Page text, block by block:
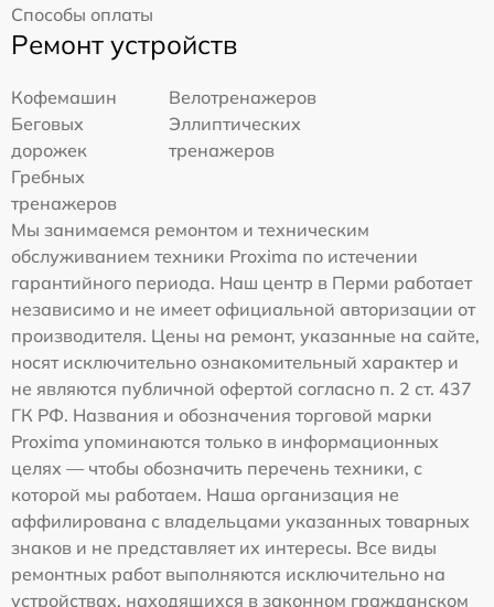
Способы оплаты
Ремонт устройств
Кофемашин
Велотренажеров
Беговых
дорожек
Эллиптических
тренажеров
Гребных
тренажеров
Мы занимаемся ремонтом и техническим
обслуживанием техники Proxima по истечении
гарантийного периода. Наш центр в Перми работает
независимо и не имеет официальной авторизации от
производителя. Цены на ремонт, указанные на сайте,
носят исключительно ознакомительный характер и
не являются публичной офертой согласно п. 2 ст. 437
ГК РФ. Названия и обозначения торговой марки
Proxima упоминаются только в информационных
целях — чтобы обозначить перечень техники, с
которой мы работаем. Наша организация не
аффилирована с владельцами указанных товарных
знаков и не представляет их интересы. Все виды
ремонтных работ выполняются исключительно на
устройствах, находящихся в законном гражданском